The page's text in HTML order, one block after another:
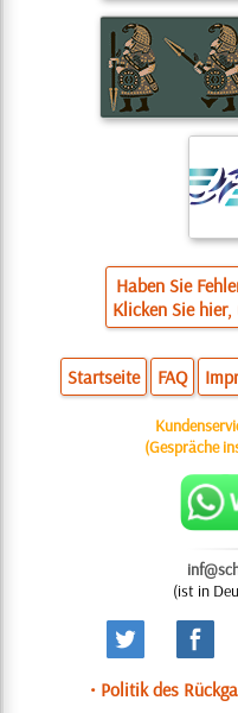
Haben Sie
Klicken Sie
Startseite FAQ
(Gespräche
(ist in
• Politik des